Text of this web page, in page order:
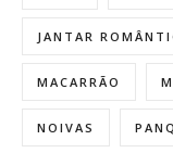
JANTAR
MACARRÃO
NOIVAS